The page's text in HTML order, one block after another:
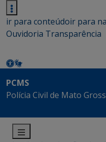
ir para conteúdoir para
Ouvidoria Transparência
PCMS
Polícia Civil de Mato